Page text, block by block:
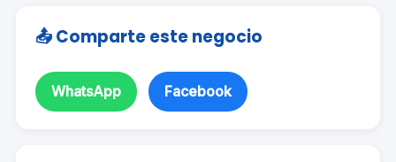
📤 Comparte este negocio
WhatsApp Facebook